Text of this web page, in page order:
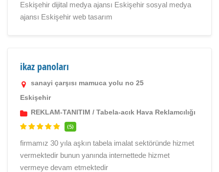
Eskişehir dijital medya ajansı Eskişehir sosyal medya
ajansı Eskişehir web tasarım
ikaz panoları
sanayi çarşısı mamuca yolu no 25
Eskişehir
REKLAM-TANITIM / Tabela-acık Hava Reklamcılığı
(5)
firmamız 30 yıla aşkın tabela imalat sektöründe hizmet
vermektedir bunun yanında internettede hizmet
vermeye devam etmektedir